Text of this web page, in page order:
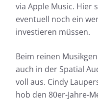
via Apple Music. Hier
eventuell noch ein
investieren müssen.
Beim reinen
auch in der Spatial
voll aus. Cindy
hob den 80er-Jahre-